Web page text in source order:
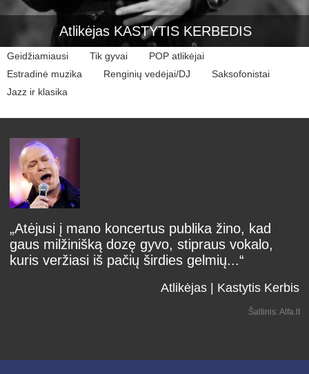
Atlikėjas KASTYTIS KERBEDIS
Geidžiamiausi Tik gyvai
POP atlikėjai
Estradinė muzika
Renginių vedėjai/DJ
Saksofonistai
Jazz ir klasika
„Atėjusi į mano koncertus publika žino, kad
gaus milžinišką dozę gyvo, stipraus vokalo,
kuris veržiasi iš pačių širdies gelmių...“
Atlikėjas | Kastytis Kerbis
Šaltinis: Alfa.lt